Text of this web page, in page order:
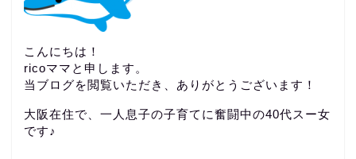
こんにちは！
ricoママと申します。
当ブログを閲覧いただき、ありがとうございます！
大阪在住で、一人息子の子育てに奮闘中の40代スー女
です♪